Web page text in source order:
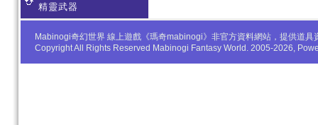
精靈武器
Mabinogi奇幻世界 線上遊戲《瑪奇mabinogi》非官方資料網站，提供道
Copyright All Rights Reserved Mabinogi Fantasy World. 2005-2026,